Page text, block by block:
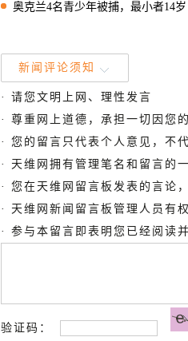
奥克兰4名青少年被捕，最小者14岁
新闻评论须知
· 请您文明上网、理性发言
· 尊重网上道德，承担一切因您
· 您的留言只代表个人意见，不
· 天维网拥有管理笔名和留言的
· 您在天维网留言板发表的言论
· 天维网新闻留言板管理人员有
· 参与本留言即表明您已经阅读
验证码：